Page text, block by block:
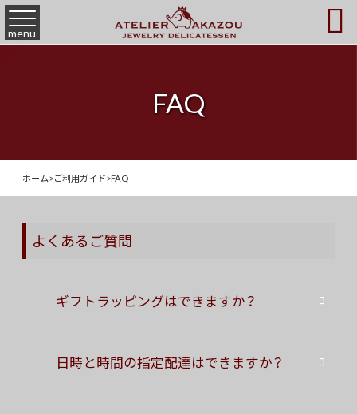
menu 
FAQ
ホーム>ご利用ガイド>FAQ
よくあるご質問
ギフトラッピングはできますか？
日時と時間の指定配達はできますか？